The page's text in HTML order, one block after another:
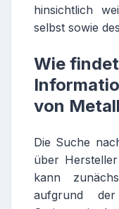
hinsichtlich
selbst sowie
Wie
von
Die Suche
über
kann
aufgrund